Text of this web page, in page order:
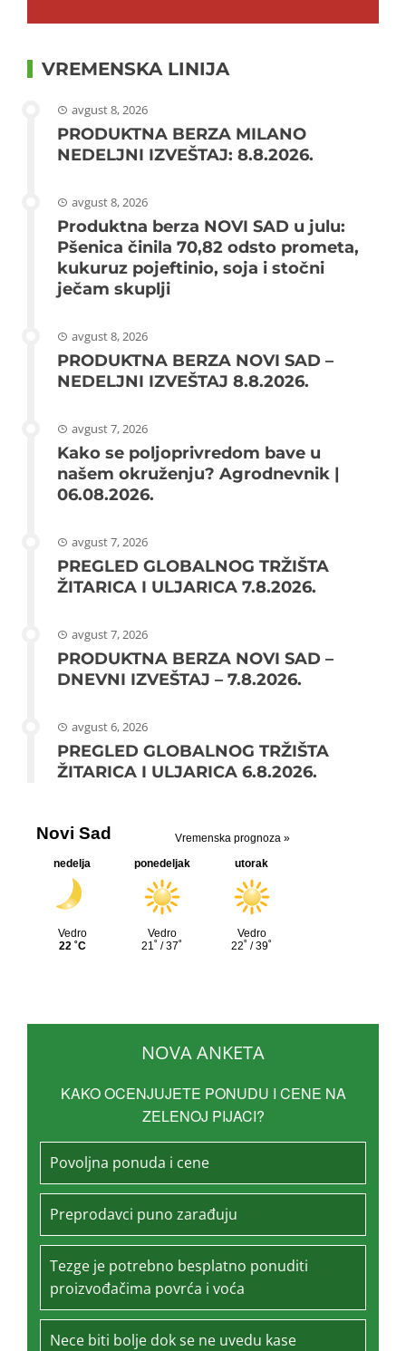
VREMENSKA LINIJA
avgust 8, 2026
PRODUKTNA BERZA MILANO
NEDELJNI IZVEŠTAJ: 8.8.2026.
avgust 8, 2026
Produktna berza NOVI SAD u julu:
Pšenica činila 70,82 odsto prometa,
kukuruz pojeftinio, soja i stočni
ječam skuplji
avgust 8, 2026
PRODUKTNA BERZA NOVI SAD –
NEDELJNI IZVEŠTAJ 8.8.2026.
avgust 7, 2026
Kako se poljoprivredom bave u
našem okruženju? Agrodnevnik |
06.08.2026.
avgust 7, 2026
PREGLED GLOBALNOG TRŽIŠTA
ŽITARICA I ULJARICA 7.8.2026.
avgust 7, 2026
PRODUKTNA BERZA NOVI SAD –
DNEVNI IZVEŠTAJ – 7.8.2026.
avgust 6, 2026
PREGLED GLOBALNOG TRŽIŠTA
ŽITARICA I ULJARICA 6.8.2026.
NOVA ANKETA
KAKO OCENJUJETE PONUDU I CENE NA
ZELENOJ PIJACI?
Povoljna ponuda i cene
Preprodavci puno zarađuju
Tezge je potrebno besplatno ponuditi
proizvođačima povrća i voća
Nece biti bolje dok se ne uvedu kase